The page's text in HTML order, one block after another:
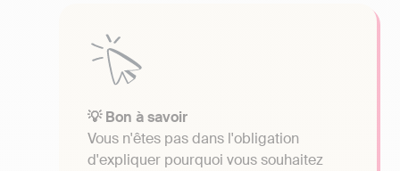
💡 Bon à savoir
Vous n'êtes pas dans l'obligation
d'expliquer pourquoi vous souhaitez